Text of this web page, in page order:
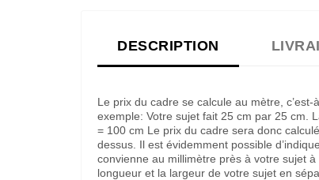
DESCRIPTION
Le prix du cadre se calcule au mètre,
exemple: Votre sujet fait 25 cm par 25 cm.
= 100 cm Le prix du cadre sera donc
dessus. Il est évidemment possible
convienne au millimètre près à votre sujet
longueur et la largeur de votre sujet en